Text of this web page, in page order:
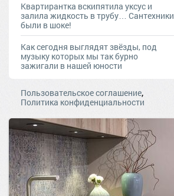
Квартирантка вскипятила уксус и
залила жидкость в трубу… Сантехники
были в шоке!
Как сегодня выглядят звёзды, под
музыку которых мы так бурно
зажигали в нашей юности
Пользовательское соглашение,
Политика конфиденциальности